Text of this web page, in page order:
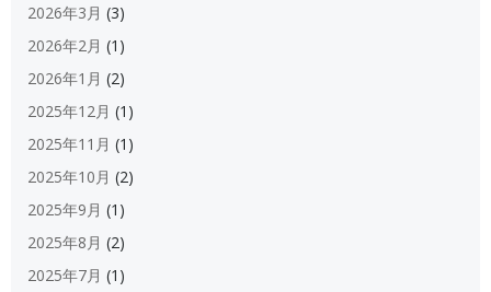
2026年3月 (3)
2026年2月 (1)
2026年1月 (2)
2025年12月 (1)
2025年11月 (1)
2025年10月 (2)
2025年9月 (1)
2025年8月 (2)
2025年7月 (1)